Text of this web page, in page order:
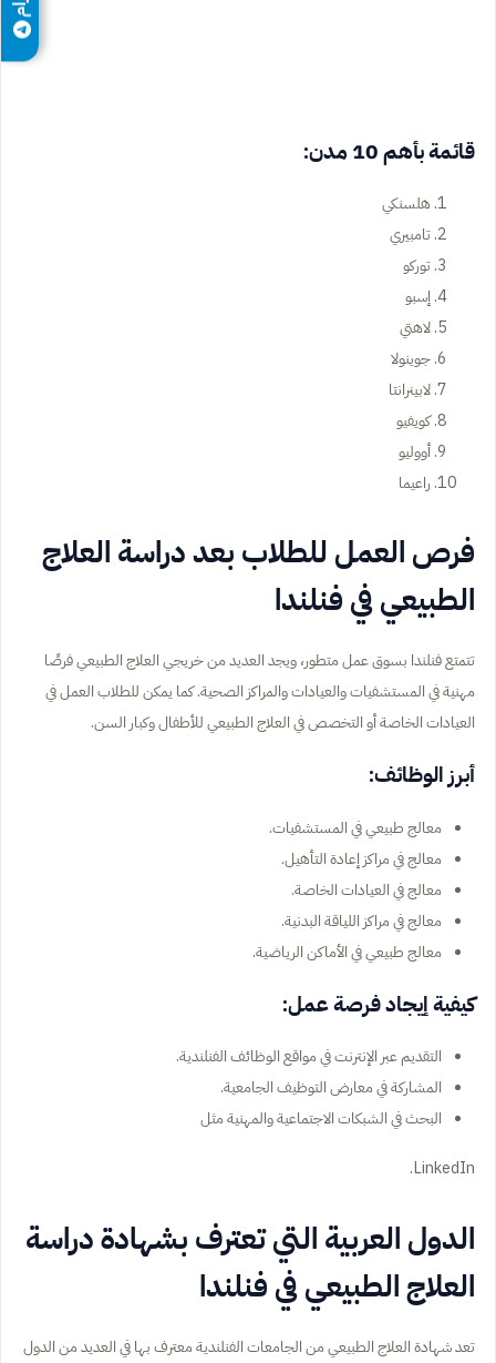
قائمة بأهم 10 مدن:
هلسنكي
تامبيري
توركو
إسبو
لاهتي
جوينولا
لابينرانتا
كويفيو
أووليو
راعيما
فرص العمل للطلاب بعد دراسة العلاج
الطبيعي في فنلندا
تتمتع فنلندا بسوق عمل متطور، ويجد العديد من خريجي العلاج الطبيعي فرصًا
مهنية في المستشفيات والعيادات والمراكز الصحية. كما يمكن للطلاب العمل في
العيادات الخاصة أو التخصص في العلاج الطبيعي للأطفال وكبار السن.
أبرز الوظائف:
معالج طبيعي في المستشفيات.
معالج في مراكز إعادة التأهيل.
معالج في العيادات الخاصة.
معالج في مراكز اللياقة البدنية.
معالج طبيعي في الأماكن الرياضية.
كيفية إيجاد فرصة عمل:
التقديم عبر الإنترنت في مواقع الوظائف الفنلندية.
المشاركة في معارض التوظيف الجامعية.
البحث في الشبكات الاجتماعية والمهنية مثل
LinkedIn.
الدول العربية التي تعترف بشهادة دراسة
العلاج الطبيعي في فنلندا
تعد شهادة العلاج الطبيعي من الجامعات الفنلندية معترف بها في العديد من الدول